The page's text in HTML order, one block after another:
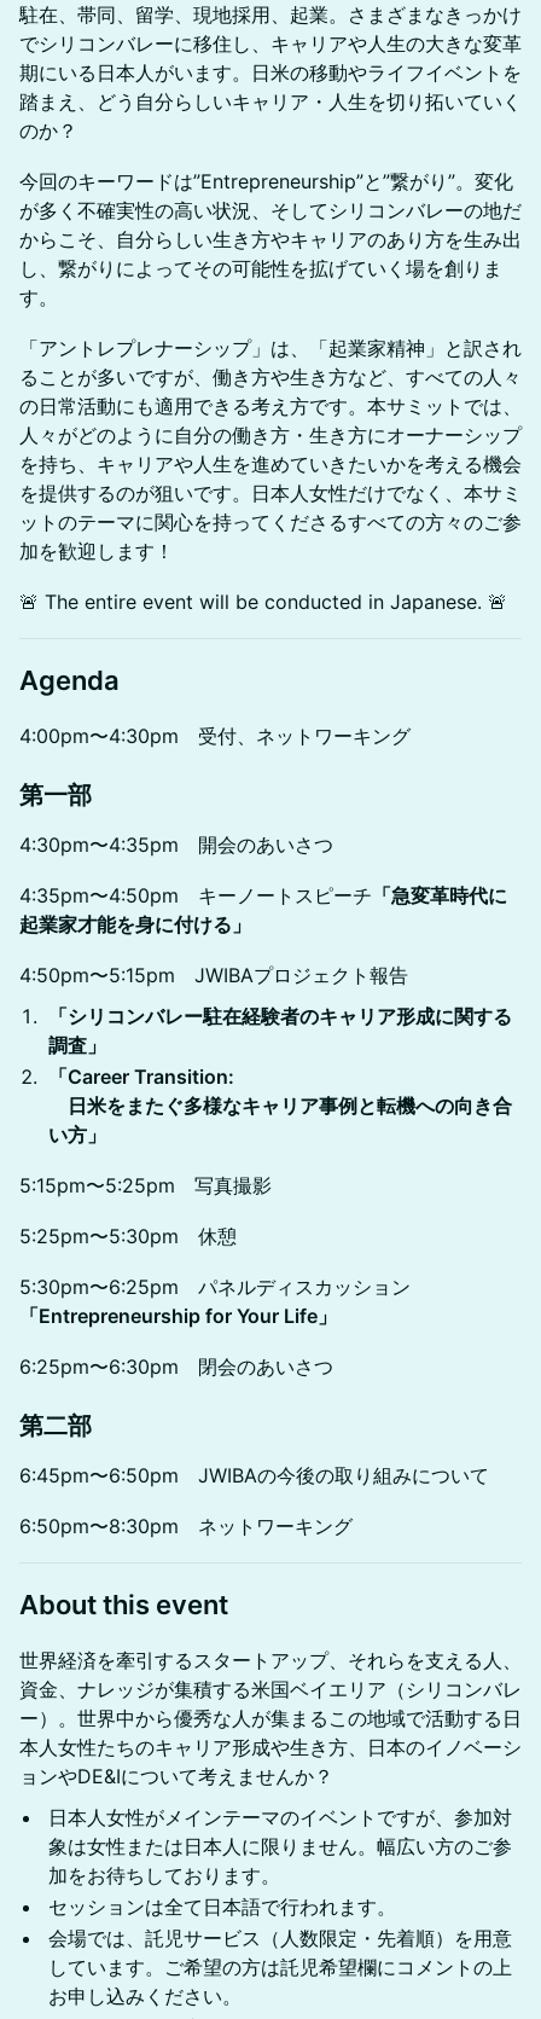
駐在、帯同、留学、現地採用、起業。さまざまなきっかけ
でシリコンバレーに移住し、キャリアや人生の大きな変革
期にいる日本人がいます。日米の移動やライフイベントを
踏まえ、どう自分らしいキャリア・人生を切り拓いていく
のか？
今回のキーワードは”Entrepreneurship”と”繋がり”。変化
が多く不確実性の高い状況、そしてシリコンバレーの地だ
からこそ、自分らしい生き方やキャリアのあり方を生み出
し、繋がりによってその可能性を拡げていく場を創りま
す。
「アントレプレナーシップ」は、「起業家精神」と訳され
ることが多いですが、働き方や生き方など、すべての人々
の日常活動にも適用できる考え方です。本サミットでは、
人々がどのように自分の働き方・生き方にオーナーシップ
を持ち、キャリアや人生を進めていきたいかを考える機会
を提供するのが狙いです。日本人女性だけでなく、本サミ
ットのテーマに関心を持ってくださるすべての方々のご参
加を歓迎します！
🚨 The entire event will be conducted in Japanese. 🚨
Agenda
4:00pm〜4:30pm 受付、ネットワーキング
第一部
4:30pm〜4:35pm 開会のあいさつ
4:35pm〜4:50pm キーノートスピーチ 「急変革時代に
起業家才能を身に付ける」
4:50pm〜5:15pm JWIBAプロジェクト報告
「シリコンバレー駐在経験者のキャリア形成に関する
調査」
「Career Transition:
日米をまたぐ多様なキャリア事例と転機への向き合
い方」
5:15pm〜5:25pm 写真撮影
5:25pm〜5:30pm 休憩
5:30pm〜6:25pm パネルディスカッション
「Entrepreneurship for Your Life」
6:25pm〜6:30pm 閉会のあいさつ
第二部
6:45pm〜6:50pm JWIBAの今後の取り組みについて
6:50pm〜8:30pm ネットワーキング
About this event
世界経済を牽引するスタートアップ、それらを支える人、
資金、ナレッジが集積する米国ベイエリア（シリコンバレ
ー）。世界中から優秀な人が集まるこの地域で活動する日
本人女性たちのキャリア形成や生き方、日本のイノベーシ
ョンやDE&Iについて考えませんか？
日本人女性がメインテーマのイベントですが、参加対
象は女性または日本人に限りません。幅広い方のご参
加をお待ちしております。
セッションは全て日本語で行われます。
会場では、託児サービス（人数限定・先着順）を用意
しています。ご希望の方は託児希望欄にコメントの上
お申し込みください。